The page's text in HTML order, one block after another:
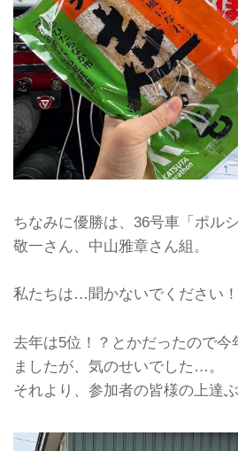
ちなみに優勝は、36号車「ポル
敬一さん、中山雅章さん組。
私たちは…聞かないでください！
去年は5位！？とかだったので今
ましたが、気のせいでした…。
それより、参加者の皆様の上達